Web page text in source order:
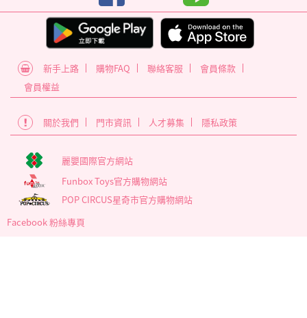
新手上路 購物FAQ 聯絡客服
會員條款
會員權益
關於我們 門市資訊 人才募集 隱私政策
麗嬰國際官方網站
Funbox Toys官方購物網站
POP CIRCUS星奇市官方購物網站
Facebook 粉絲專頁